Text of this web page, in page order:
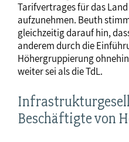
Tarifvertrages für das
aufzunehmen. Beuth
gleichzeitig darauf hin,
anderem durch die
Höhergruppierung
weiter sei als die TdL.
Beschäftigte von